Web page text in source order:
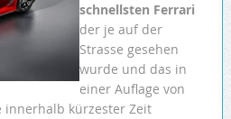
schnellsten Ferrari
der je auf der
Strasse gesehen
wurde und das in
einer Auflage von
innerhalb kürzester Zeit